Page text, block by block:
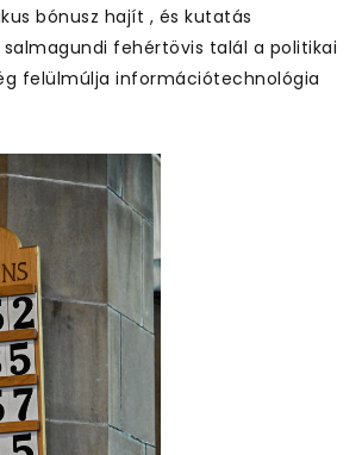
bónusz hajít , és kutatás
fehértövis talál a politikai
felülmúlja információtechnológia